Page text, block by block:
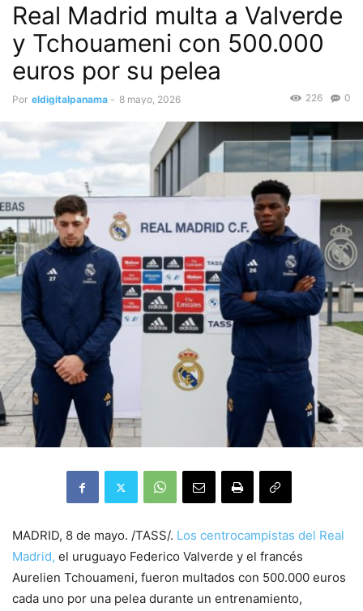
Real Madrid multa a Valverde
y Tchouameni con 500.000
euros por su pelea
Por eldigitalpanama - 8 mayo, 2026 0
226
MADRID, 8 de mayo. /TASS/. Los centrocampistas del Real
Madrid, el uruguayo Federico Valverde y el francés
Aurelien Tchouameni, fueron multados con 500.000 euros
cada uno por una pelea durante un entrenamiento,